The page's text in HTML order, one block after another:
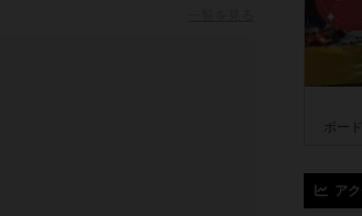
ボー
ア